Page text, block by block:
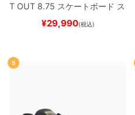
T OUT 8.75 スケートボード ス
¥29,990(税込)
5